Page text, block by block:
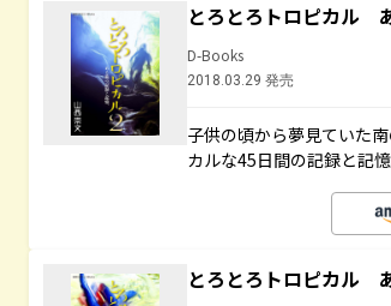
とろとろトロピカル
D-Books
2018.03.29 発売
子供の頃から夢見ていた
カルな45日間の記録と記憶
とろとろトロピカル